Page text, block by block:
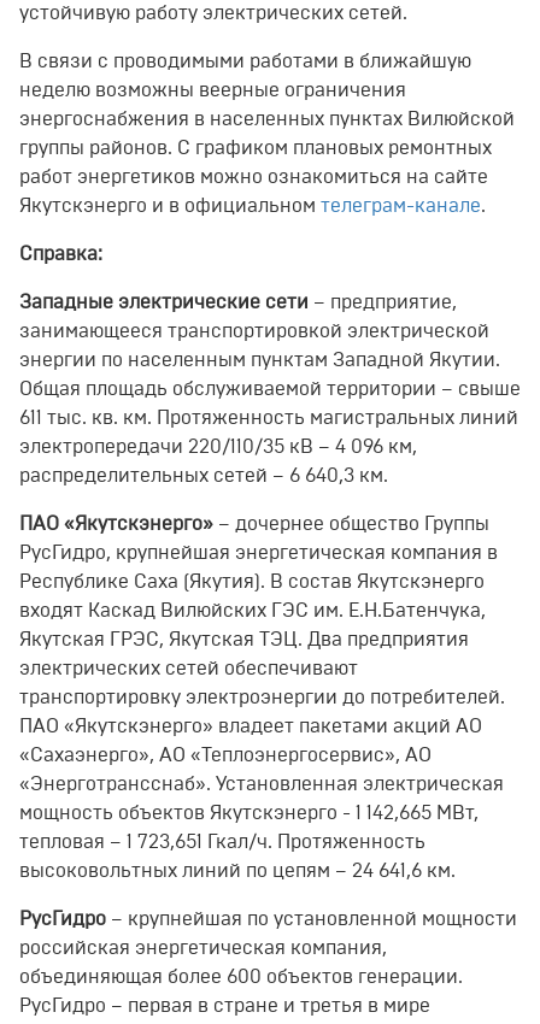
устойчивую работу электрических сетей.
В связи с проводимыми работами в ближайшую
неделю возможны веерные ограничения
энергоснабжения в населенных пунктах Вилюйской
группы районов. С графиком плановых ремонтных
работ энергетиков можно ознакомиться на сайте
Якутскэнерго и в официальном телеграм-канале.
Справка:
Западные электрические сети – предприятие,
занимающееся транспортировкой электрической
энергии по населенным пунктам Западной Якутии.
Общая площадь обслуживаемой территории – свыше
611 тыс. кв. км. Протяженность магистральных линий
электропередачи 220/110/35 кВ – 4 096 км,
распределительных сетей – 6 640,3 км.
ПАО «Якутскэнерго» – дочернее общество Группы
РусГидро, крупнейшая энергетическая компания в
Республике Саха (Якутия). В состав Якутскэнерго
входят Каскад Вилюйских ГЭС им. Е.Н.Батенчука,
Якутская ГРЭС, Якутская ТЭЦ. Два предприятия
электрических сетей обеспечивают
транспортировку электроэнергии до потребителей.
ПАО «Якутскэнерго» владеет пакетами акций АО
«Сахаэнерго», АО «Теплоэнергосервис», АО
«Энерготрансснаб». Установленная электрическая
мощность объектов Якутскэнерго - 1 142,665 МВт,
тепловая – 1 723,651 Гкал/ч. Протяженность
высоковольтных линий по цепям – 24 641,6 км.
РусГидро – крупнейшая по установленной мощности
российская энергетическая компания,
объединяющая более 600 объектов генерации.
РусГидро – первая в стране и третья в мире